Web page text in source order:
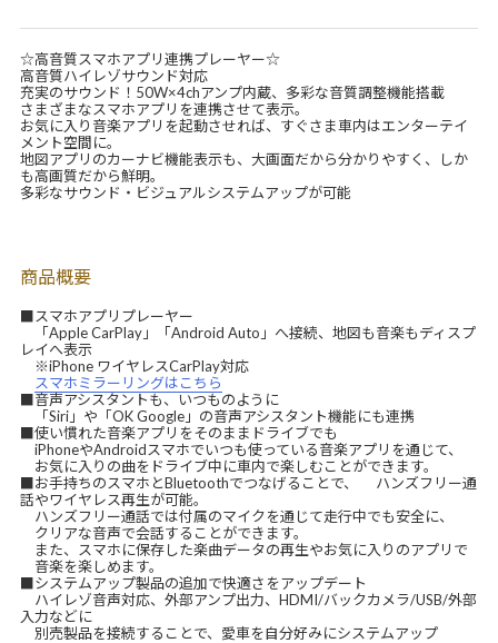
☆高音質スマホアプリ連携プレーヤー☆
高音質ハイレゾサウンド対応
充実のサウンド！50W×4chアンプ内蔵、多彩な音質調整機能搭載
さまざまなスマホアプリを連携させて表示。
お気に入り音楽アプリを起動させれば、すぐさま車内はエンターテイ
メント空間に。
地図アプリのカーナビ機能表示も、大画面だから分かりやすく、しか
も高画質だから鮮明。
多彩なサウンド・ビジュアルシステムアップが可能
商品概要
■スマホアプリプレーヤー
「Apple CarPlay」「Android Auto」へ接続、地図も音楽もディスプ
レイへ表示
※iPhone ワイヤレスCarPlay対応
スマホミラーリングはこちら
■音声アシスタントも、いつものように
「Siri」や「OK Google」の音声アシスタント機能にも連携
■使い慣れた音楽アプリをそのままドライブでも
iPhoneやAndroidスマホでいつも使っている音楽アプリを通じて、
お気に入りの曲をドライブ中に車内で楽しむことができます。
■お手持ちのスマホとBluetoothでつなげることで、 ハンズフリー通
話やワイヤレス再生が可能。
ハンズフリー通話では付属のマイクを通じて走行中でも安全に、
クリアな音声で会話することができます。
また、スマホに保存した楽曲データの再生やお気に入りのアプリで
音楽を楽しめます。
■システムアップ製品の追加で快適さをアップデート
ハイレゾ音声対応、外部アンプ出力、HDMI/バックカメラ/USB/外部
入力などに
別売製品を接続することで、愛車を自分好みにシステムアップ